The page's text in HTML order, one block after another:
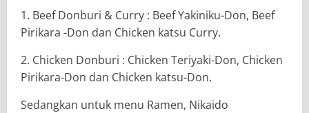
1. Beef Donburi & Curry : Beef Yakiniku-Don, Beef
Pirikara -Don dan Chicken katsu Curry.
2. Chicken Donburi : Chicken Teriyaki-Don, Chicken
Pirikara-Don dan Chicken katsu-Don.
Sedangkan untuk menu Ramen, Nikaido